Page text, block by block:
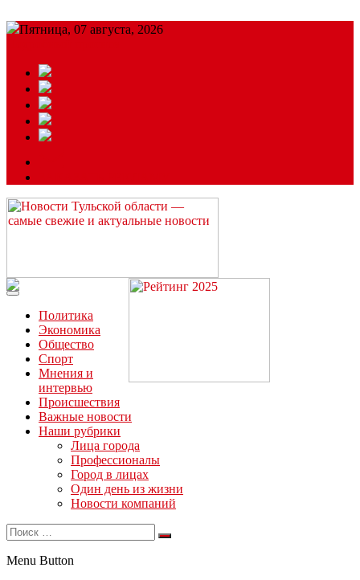
Пятница, 07 августа, 2026
Читайте последние новости дня в Тульской области на сайте
“ЗаНовомосковск”
Политика
Экономика
Общество
Спорт
Мнения и
интервью
Происшествия
Важные новости
Наши рубрики
Лица города
Профессионалы
Город в лицах
Один день из жизни
Новости компаний
Menu Button